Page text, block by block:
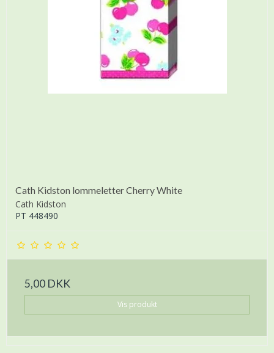
Cath Kidston lommeletter Cherry White
Cath Kidston
PT 448490
5,00 DKK
Vis produkt